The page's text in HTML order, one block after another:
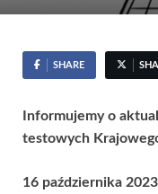
SHARE
Informujemy o
testowych
16 października